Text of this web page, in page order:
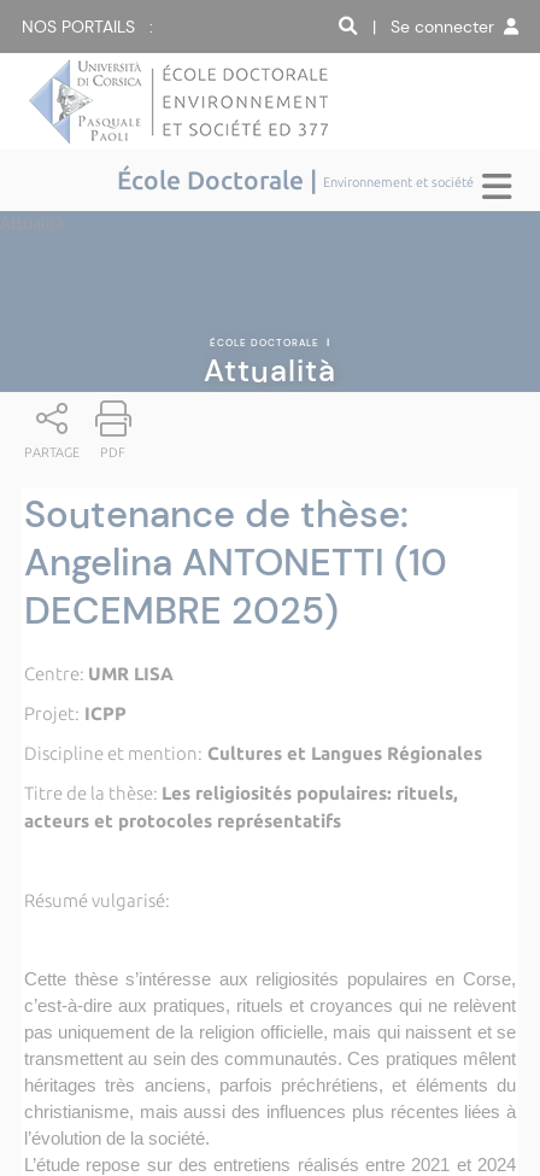
NOS PORTAILS : | Se connecter
École Doctorale | Environnement et société
ÉCOLE DOCTORALE |
Attualità
PARTAGE PDF
Soutenance de thèse:
Angelina ANTONETTI (10
DECEMBRE 2025)
Centre: UMR LISA
Projet: ICPP
Discipline et mention: Cultures et Langues Régionales
Titre de la thèse: Les religiosités populaires: rituels,
acteurs et protocoles représentatifs
Résumé vulgarisé:
Cette thèse s’intéresse aux religiosités populaires en Corse,
c’est-à-dire aux pratiques, rituels et croyances qui ne relèvent
pas uniquement de la religion officielle, mais qui naissent et se
transmettent au sein des communautés. Ces pratiques mêlent
héritages très anciens, parfois préchrétiens, et éléments du
christianisme, mais aussi des influences plus récentes liées à
l’évolution de la société.
L’étude repose sur des entretiens réalisés entre 2021 et 2024